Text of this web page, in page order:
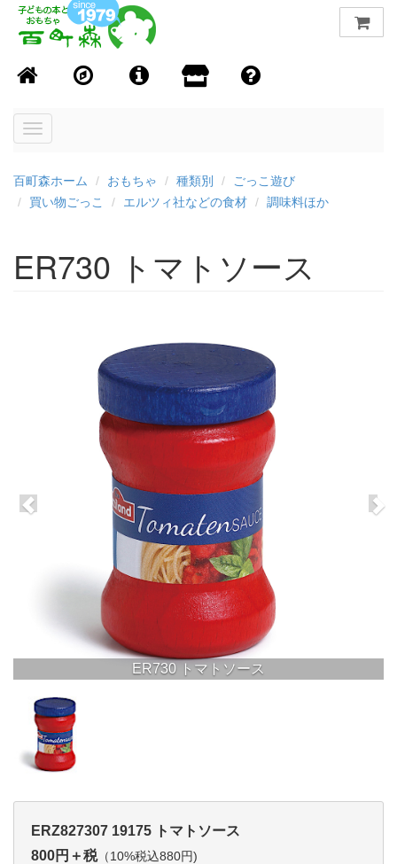
Toggle
百町森ホーム おもちゃ 種類別
ごっこ遊び
買い物ごっこ
エルツィ社などの食材 調味料ほか
ER730 トマトソース
ER730 トマトソース
ERZ827307 19175 トマトソース
800円＋税（10%税込880円)